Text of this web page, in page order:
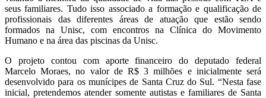
seus familiares. Tudo isso associado a formação e qualificação de
profissionais das diferentes áreas de atuação que estão sendo
formados na Unisc, com encontros na Clínica do Movimento
Humano e na área das piscinas da Unisc.
O projeto contou com aporte financeiro do deputado federal
Marcelo Moraes, no valor de R$ 3 milhões e inicialmente será
desenvolvido para os munícipes de Santa Cruz do Sul. “Nesta fase
inicial, pretendemos atender somente autistas e familiares de Santa